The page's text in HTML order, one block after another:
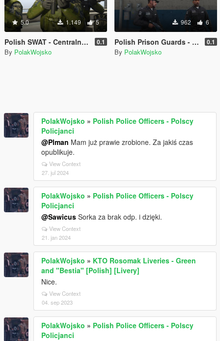
5.0 1.149 5
Polish SWAT - Centralny Pododdział Kontrterrorystyczny Policji BOA 0.1
By PolakWojsko
962 6
Polish Prison Guards - Polska Służba Więzienna 0.1
By PolakWojsko
PolakWojsko » Polish Police Officers - Polscy
Policjanci
@Plman Mam już prawie zrobione. Za jakiś czas
opublikuje.
View Context
27. jul 2024
PolakWojsko » Polish Police Officers - Polscy
Policjanci
@Sawicus Sorka za brak odp. i dzięki.
View Context
21. jan 2024
PolakWojsko » KTO Rosomak Liveries - Green
and "Bestia" [Polish] [Livery]
Nice.
View Context
04. sep 2023
PolakWojsko » Polish Police Officers - Polscy
Policjanci